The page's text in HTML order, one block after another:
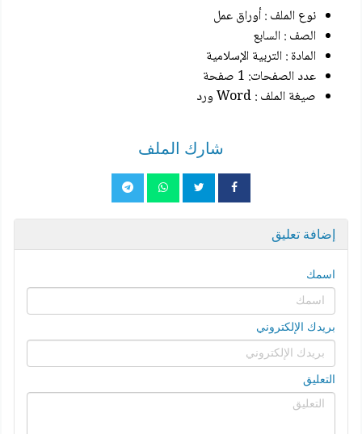
نوع الملف : أوراق عمل
الصف : السابع
المادة : التربية الإسلامية
عدد الصفحات: 1 صفحة
صيغة الملف : Word ورد
شارك الملف
إضافة تعليق
اسمك
بريدك الإلكتروني
التعليق